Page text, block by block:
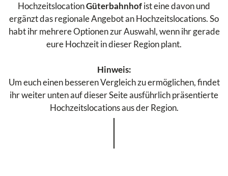
HochzeitslocationGüterbahnhofist eine davon und
ergänzt das regionale Angebot an Hochzeitslocations. So
habt ihr mehrere Optionen zur Auswahl, wenn ihr gerade
eure Hochzeit in dieser Region plant.
Hinweis:
Um euch einen besseren Vergleich zu ermöglichen, findet
ihr weiter unten auf dieser Seite ausführlich präsentierte
Hochzeitslocations aus der Region.